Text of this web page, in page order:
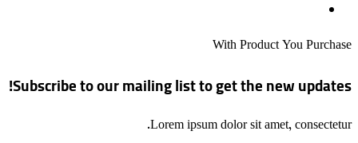
With Product You Purchase
Subscribe to our mailing list to get the new updates!
Lorem ipsum dolor sit amet, consectetur.